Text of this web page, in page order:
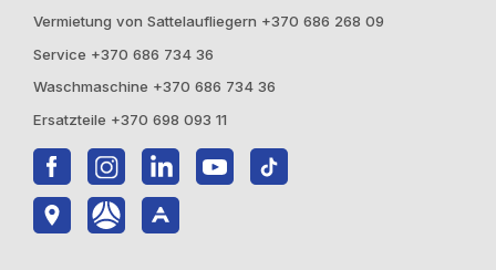
Vermietung von Sattelaufliegern +370 686 268 09
Service +370 686 734 36
Waschmaschine +370 686 734 36
Ersatzteile +370 698 093 11